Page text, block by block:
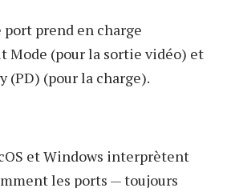
prend en charge
Mode (pour la sortie vidéo) et
(PD) (pour la charge).
et Windows interprètent
les ports — toujours